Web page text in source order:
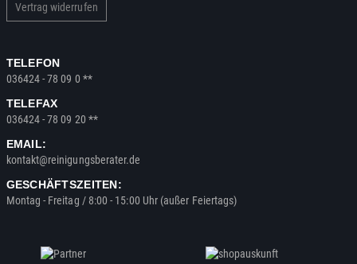
Vertrag widerrufen
TELEFON
036424 - 78 09 0 **
TELEFAX
036424 - 78 09 20 **
EMAIL:
kontakt@reinigungsberater.de
GESCHÄFTSZEITEN:
Montag - Freitag / 8:00 - 15:00 Uhr (außer Feiertags)